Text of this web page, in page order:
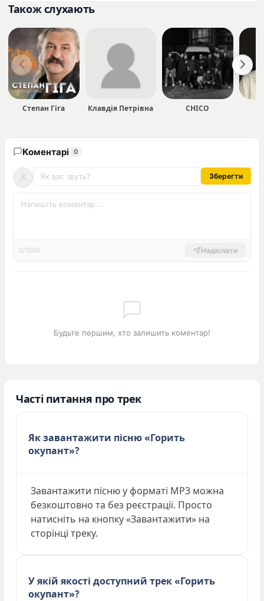
Також слухають
Степан Гіга Клавдія Петрівна CHICO
Коментарі 0
Зберегти
0/1000 Надіслати
Будьте першим, хто залишить коментар!
Часті питання про трек
Як завантажити пісню «Горить
окупант»?
Завантажити пісню у форматі MP3 можна
безкоштовно та без реєстрації. Просто
натисніть на кнопку «Завантажити» на
сторінці треку.
У якій якості доступний трек «Горить
окупант»?